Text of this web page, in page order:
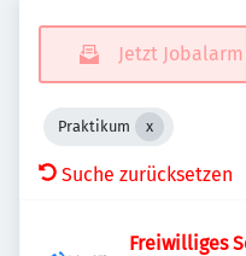
Jetzt
Praktikum
Suche zurücksetzen
Freiwilliges